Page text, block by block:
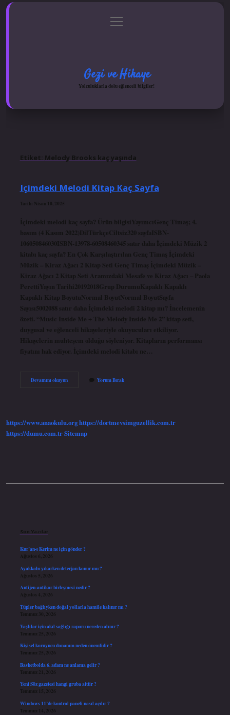
Gizlilik Politikası
menüyü
aç
Gezi ve Hikaye
Yolculuklarla dolu eğlenceli bilgiler!
Etiket: Melody Brooks kaç yaşında
Içimdeki Melodi Kitap Kaç Sayfa
Tarih: Nisan 10, 2025
İçimdeki melodi kaç sayfa? Ürün bilgisiYayımcı‎Genç Timaş; 4.
basım (4 Kasım 2022)Dil‎TürkçeCiltsiz‎320 sayfaISBN-
10‎6050846030ISBN-13‎978-60508460345 satır daha İçimdeki Müzik 2
kitabı kaç sayfa? En Çok Karşılaştırılan Genç Timaş İçimdeki
Müzik – Kiraz Ağacı 2 Kitap Seti Genç Timaş İçimdeki Müzik –
Kiraz Ağacı 2 Kitap Seti Aramızdaki Mesafe ve Kiraz Ağacı – Paola
PerettiYayın Tarihi20192018Grup DurumuKapaklı Kapaklı
Kapaklı Kitap BoyutuNormal BoyutNormal BoyutSayfa
Sayısı5002088 satır daha İçimdeki melodi 2 kitap mı? İncelemenin
özeti. “Music Inside Me + The Melody Inside Me 2” kitap seti,
duygusal ve eğlenceli hikayeleriyle okuyucuları etkiliyor.
Hikayelerin muhteşem olduğu söyleniyor. Kitapların performansı
fiyatını hak ediyor. İçimdeki melodi kitabı ne…
Devamını okuyunIçimdeki
Yorum Bırak
https://www.anaokulu.orghttps://dortmevsimguzellik.com.tr
https://dumu.com.trSitemap
Son Yazılar
Kur’an-ı Kerim ne için gönder ?
Ağustos 6, 2026
Ayakkabı yıkarken deterjan konur mu ?
Ağustos 5, 2026
Antijen-antikor birleşmesi nedir ?
Ağustos 4, 2026
Tüpler bağlıyken doğal yollarla hamile kalınır mı ?
Temmuz 30, 2026
Yaşlılar için akıl sağlığı raporu nereden alınır ?
Temmuz 25, 2026
Kişisel koruyucu donanım neden önemlidir ?
Temmuz 25, 2026
Basketbolda 6. adam ne anlama gelir ?
Temmuz 21, 2026
Yeni Söz gazetesi hangi gruba aittir ?
Temmuz 15, 2026
Windows 11’de kontrol paneli nasıl açılır ?
Temmuz 14, 2026